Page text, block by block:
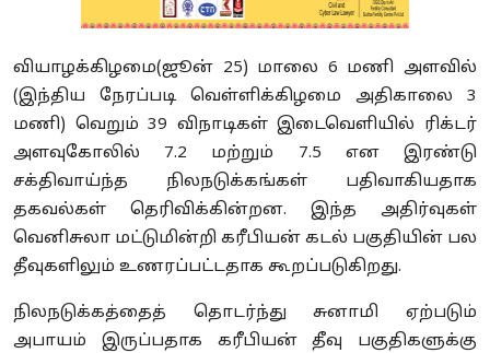
வியாழக்கிழமை(ஜூன் 25) மாலை 6 மணி அளவில்
(இந்திய நேரப்படி வெள்ளிக்கிழமை அதிகாலை 3
மணி) வெறும் 39 விநாடிகள் இடைவெளியில் ரிக்டர்
அளவுகோலில் 7.2 மற்றும் 7.5 என இரண்டு
சக்திவாய்ந்த நிலநடுக்கங்கள் பதிவாகியதாக
தகவல்கள் தெரிவிக்கின்றன. இந்த அதிர்வுகள்
வெனிசுலா மட்டுமின்றி கரீபியன் கடல் பகுதியின் பல
தீவுகளிலும் உணரப்பட்டதாக கூறப்படுகிறது.
நிலநடுக்கத்தைத் தொடர்ந்து சுனாமி ஏற்படும்
அபாயம் இருப்பதாக கரீபியன் தீவு பகுதிகளுக்கு